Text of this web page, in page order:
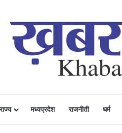
मध्यप्रदेश राजनीती धर्म